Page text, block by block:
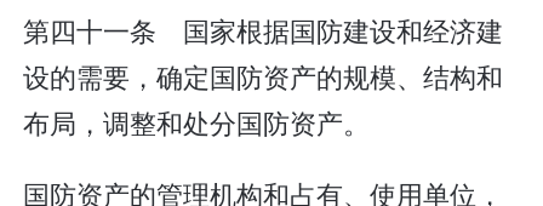
第四十一条 国家根据国防建设和经济建
设的需要，确定国防资产的规模、结构和
布局，调整和处分国防资产。
国防资产的管理机构和占有、使用单位，